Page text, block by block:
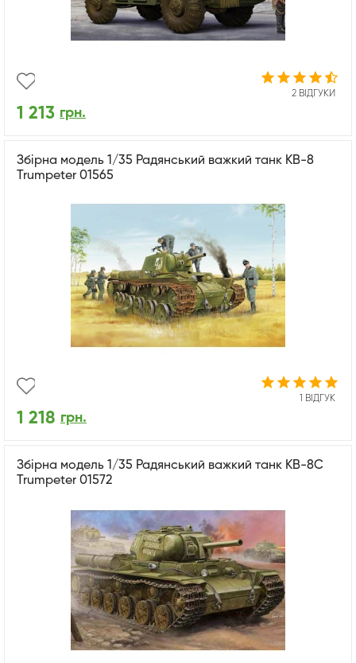
2 ВІДГУКИ
1 213 грн.
Збірна модель 1/35 Радянський важкий танк КВ-8
Trumpeter 01565
1 ВІДГУК
1 218 грн.
Збірна модель 1/35 Радянський важкий танк КВ-8C
Trumpeter 01572